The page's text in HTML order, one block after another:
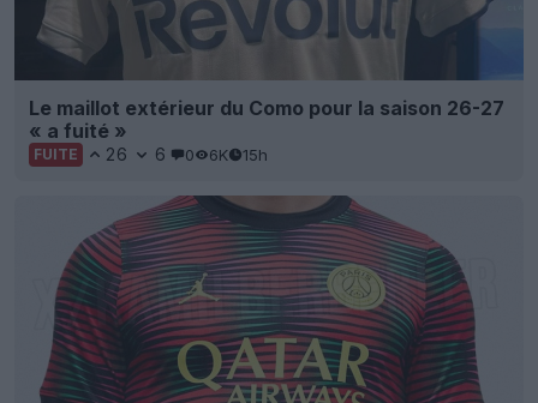
Le maillot extérieur du Como pour la saison 26-27
« a fuité »
FUITE 26 6 0 6K 15h